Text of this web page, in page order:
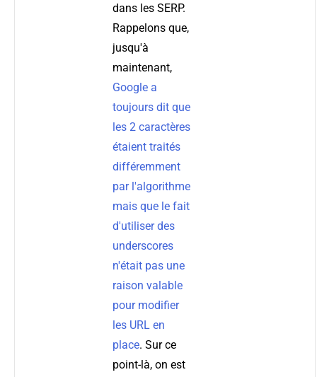
dans les SERP.
Rappelons que,
jusqu'à
maintenant,
Google a
toujours dit que
les 2 caractères
étaient traités
différemment
par l'algorithme
mais que le fait
d'utiliser des
underscores
n'était pas une
raison valable
pour modifier
les URL en
place. Sur ce
point-là, on est